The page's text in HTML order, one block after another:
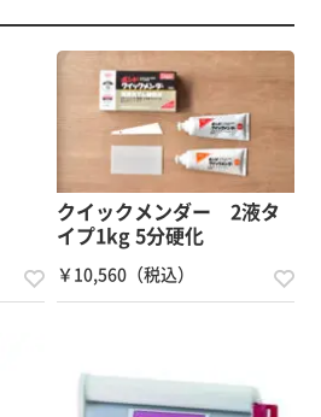
クイックメンダー 2液タ
イプ1kg 5分硬化
￥10,560（税込）